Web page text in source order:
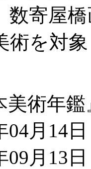
数寄屋
術を対
術年鑑
月14日
09月13